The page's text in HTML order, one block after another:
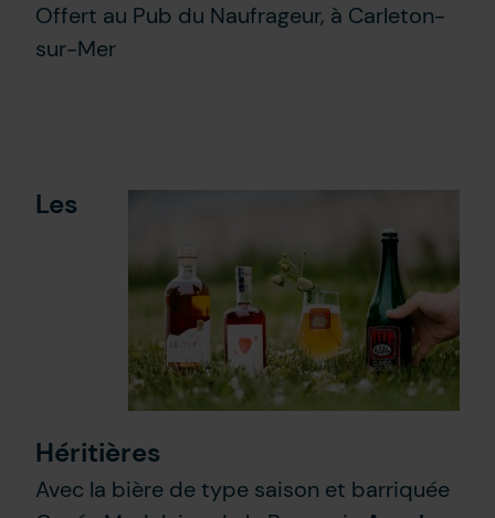
Offert au Pub du Naufrageur, à Carleton-
sur-Mer
Les
Héritières
Avec la bière de type saison et barriquée